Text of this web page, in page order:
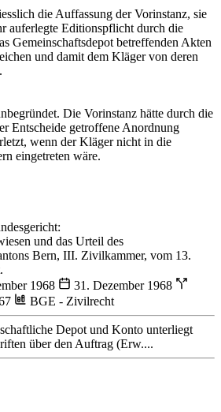
die Auffassung der Vorinstanz, sie
auferlegte Editionspflicht durch die
Gemeinschaftsdepot betreffenden Akten
und damit dem Kläger von deren
Die Vorinstanz hätte durch die
Entscheide getroffene Anordnung
wenn der Kläger nicht in die
eingetreten wäre.
und das Urteil des
Bern, III. Zivilkammer, vom 13.
1968
31. Dezember 1968
BGE - Zivilrecht
Depot und Konto unterliegt
über den Auftrag (Erw....